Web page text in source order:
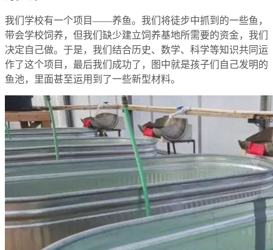
我们学校有一个项目——养鱼。我们将徒步中抓到的一些鱼，
带会学校饲养，但我们缺少建立饲养基地所需要的资金，我们
决定自己做。于是，我们结合历史、数学、科学等知识共同运
作了这个项目，最后我们成功了，图中就是孩子们自己发明的
鱼池，里面甚至运用到了一些新型材料。